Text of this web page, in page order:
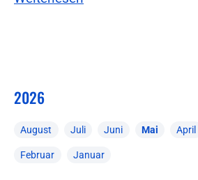
2026
August Juli Juni Mai April
Februar Januar